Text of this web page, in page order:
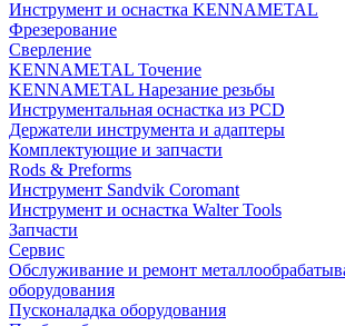
Инструмент и оснастка KENNAMETAL
Фрезерование
Сверление
KENNAMETAL Точение
KENNAMETAL Нарезание резьбы
Инструментальная оснастка из PCD
Держатели инструмента и адаптеры
Комплектующие и запчасти
Rods & Preforms
Инструмент Sandvik Coromant
Инструмент и оснастка Walter Tools
Запчасти
Сервис
Обслуживание и ремонт
оборудования
Пусконаладка оборудования